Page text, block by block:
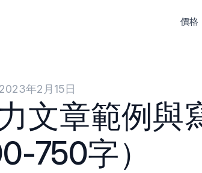
價格
年2月15日
文章範例與
750字）